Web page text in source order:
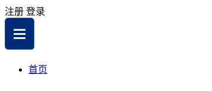
注册 登录
首页